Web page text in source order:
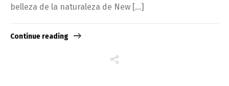
belleza de la naturaleza de New […]
Continue reading